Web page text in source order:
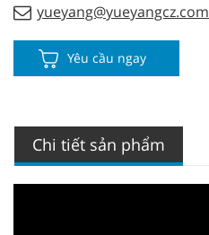
yueyang@yueyangcz.com
Yêu cầu ngay
Chi tiết sản phẩm